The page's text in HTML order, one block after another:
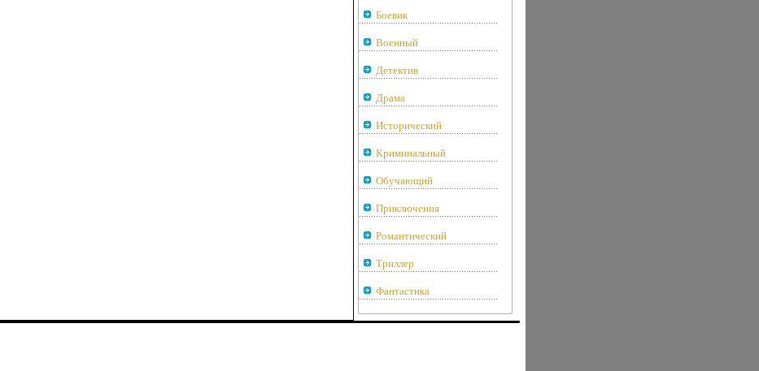
Боевик
Военный
Детектив
Драма
Исторический
Криминальный
Обучающий
Приключения
Романтический
Триллер
Фантастика